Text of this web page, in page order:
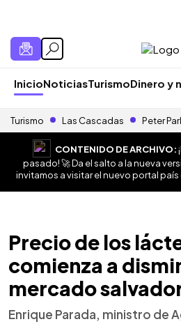
InicioNoticiasTurismoDinero y
Turismo Las Cascadas Peter
CONTENIDO DE ARCHIVO:
pasado! 🚀 Da el salto a la nueva
invitamos a visitar el nuevo portal
Precio de los
comienza a
mercado
Enrique Parada, ministro de